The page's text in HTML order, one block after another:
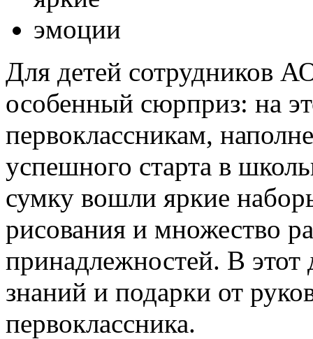
Для детей сотрудников
особенный сюрприз: на
первоклассникам,
успешного старта в
сумку вошли яркие
рисования и множество
принадлежностей. В этот
знаний и подарки от
первоклассника.